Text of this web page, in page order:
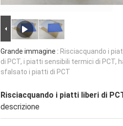
Grande immagine : Risciacquando i
di PCT, i piatti sensibili termici di PCT,
sfalsato i piatti di PCT
Risciacquando i piatti liberi di
descrizione